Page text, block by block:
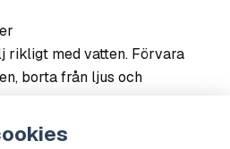
rikligt med vatten. Förvara
borta från ljus och